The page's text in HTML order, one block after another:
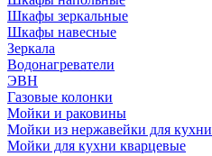
Шкафы зеркальные
Шкафы навесные
Зеркала
Водонагреватели
ЭВН
Газовые колонки
Мойки и раковины
Мойки из нержавейки для кухни
Мойки для кухни кварцевые